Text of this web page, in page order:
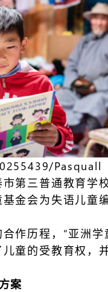
Pasquall
第三普通教育学
金会为失语儿童
作历程，“亚洲学
童的受教育权，
案